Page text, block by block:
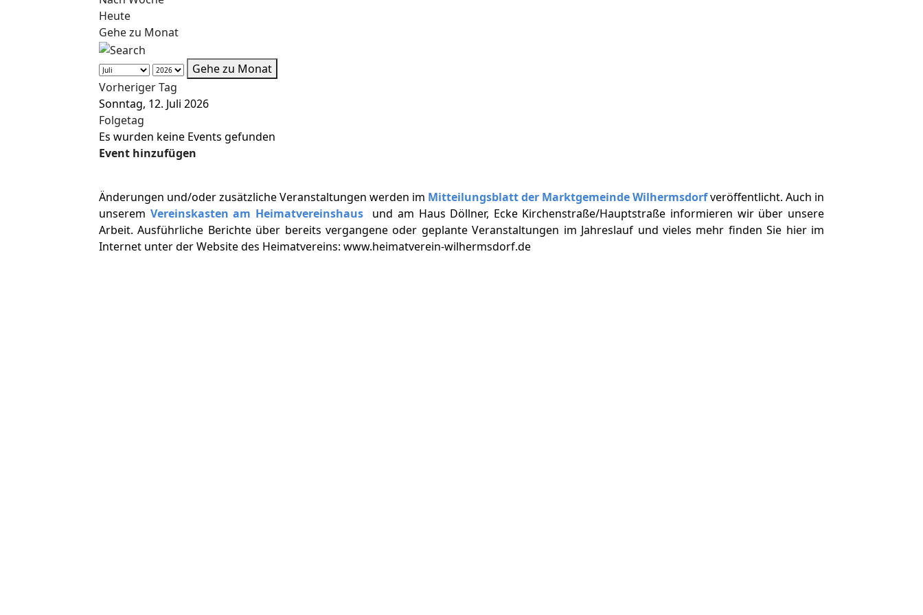
Heute
Gehe zu Monat
Gehe zu Monat
Vorheriger Tag
Sonntag, 12. Juli 2026
Folgetag
Es wurden keine Events gefunden
Event hinzufügen
Änderungen und/oder zusätzliche Veranstaltungen werden im Mitteilungsblatt der Marktgemeinde Wilhermsdorfveröffentlicht. Auch in
unserem Vereinskasten am Heimatvereinshaus
und am Haus Döllner, Ecke Kirchenstraße/Hauptstraße informieren wir über unsere
Arbeit. Ausführliche Berichte über bereits vergangene oder geplante Veranstaltungen im Jahreslauf und vieles mehr finden Sie hier im
Internet unter der Website des Heimatvereins: www.heimatverein-wilhermsdorf.de